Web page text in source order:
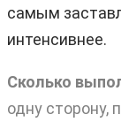
самым
интенсивнее.
Сколько
одну сторону,